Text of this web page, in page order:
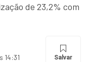
de 23,2% com
14:31 Salvar